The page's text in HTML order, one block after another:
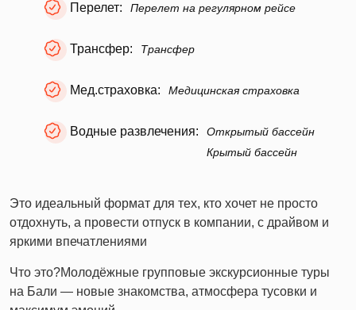
Перелет: Перелет на регулярном рейсе
Трансфер: Трансфер
Мед.страховка: Медицинская страховка
Водные развлечения:
Открытый бассейн
Крытый бассейн
Это идеальный формат для тех, кто хочет не просто
отдохнуть, а провести отпуск в компании, с драйвом и
яркими впечатлениями
Что это?Молодёжные групповые экскурсионные туры
на Бали — новые знакомства, атмосфера тусовки и